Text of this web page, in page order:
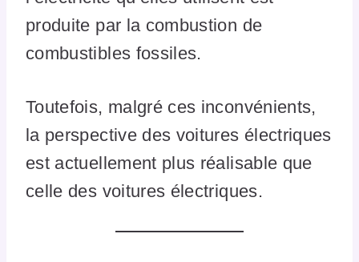
produite par la combustion de
combustibles fossiles.
Toutefois, malgré ces inconvénients,
la perspective des voitures électriques
est actuellement plus réalisable que
celle des voitures électriques.